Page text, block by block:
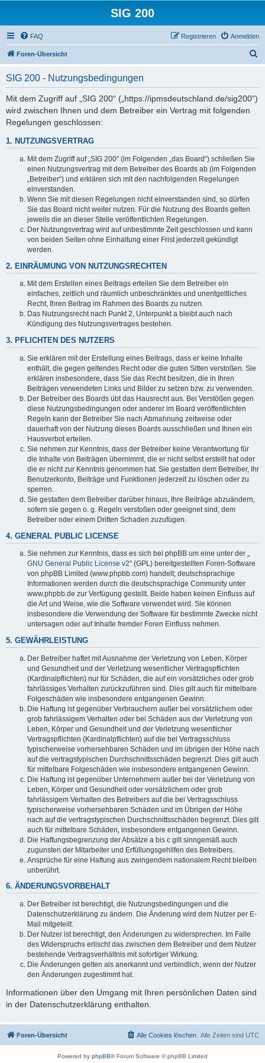
SIG 200
FAQ Anmelden
Registrieren
Foren-Übersicht
SIG 200 - Nutzungsbedingungen
Mit dem Zugriff auf „SIG 200“ („https://ipmsdeutschland.de/sig200“)
wird zwischen Ihnen und dem Betreiber ein Vertrag mit folgenden
Regelungen geschlossen:
1. NUTZUNGSVERTRAG
Mit dem Zugriff auf „SIG 200“ (im Folgenden „das Board“) schließen Sie
einen Nutzungsvertrag mit dem Betreiber des Boards ab (im Folgenden
„Betreiber“) und erklären sich mit den nachfolgenden Regelungen
einverstanden.
Wenn Sie mit diesen Regelungen nicht einverstanden sind, so dürfen
Sie das Board nicht weiter nutzen. Für die Nutzung des Boards gelten
jeweils die an dieser Stelle veröffentlichten Regelungen.
Der Nutzungsvertrag wird auf unbestimmte Zeit geschlossen und kann
von beiden Seiten ohne Einhaltung einer Frist jederzeit gekündigt
werden.
2. EINRÄUMUNG VON NUTZUNGSRECHTEN
Mit dem Erstellen eines Beitrags erteilen Sie dem Betreiber ein
einfaches, zeitlich und räumlich unbeschränktes und unentgeltliches
Recht, Ihren Beitrag im Rahmen des Boards zu nutzen.
Das Nutzungsrecht nach Punkt 2, Unterpunkt a bleibt auch nach
Kündigung des Nutzungsvertrages bestehen.
3. PFLICHTEN DES NUTZERS
Sie erklären mit der Erstellung eines Beitrags, dass er keine Inhalte
enthält, die gegen geltendes Recht oder die guten Sitten verstoßen. Sie
erklären insbesondere, dass Sie das Recht besitzen, die in Ihren
Beiträgen verwendeten Links und Bilder zu setzen bzw. zu verwenden.
Der Betreiber des Boards übt das Hausrecht aus. Bei Verstößen gegen
diese Nutzungsbedingungen oder anderer im Board veröffentlichten
Regeln kann der Betreiber Sie nach Abmahnung zeitweise oder
dauerhaft von der Nutzung dieses Boards ausschließen und Ihnen ein
Hausverbot erteilen.
Sie nehmen zur Kenntnis, dass der Betreiber keine Verantwortung für
die Inhalte von Beiträgen übernimmt, die er nicht selbst erstellt hat oder
die er nicht zur Kenntnis genommen hat. Sie gestatten dem Betreiber, Ihr
Benutzerkonto, Beiträge und Funktionen jederzeit zu löschen oder zu
sperren.
Sie gestatten dem Betreiber darüber hinaus, Ihre Beiträge abzuändern,
sofern sie gegen o. g. Regeln verstoßen oder geeignet sind, dem
Betreiber oder einem Dritten Schaden zuzufügen.
4. GENERAL PUBLIC LICENSE
Sie nehmen zur Kenntnis, dass es sich bei phpBB um eine unter der „
GNU General Public License v2“ (GPL) bereitgestellten Foren-Software
von phpBB Limited (www.phpbb.com) handelt; deutschsprachige
Informationen werden durch die deutschsprachige Community unter
www.phpbb.de zur Verfügung gestellt. Beide haben keinen Einfluss auf
die Art und Weise, wie die Software verwendet wird. Sie können
insbesondere die Verwendung der Software für bestimmte Zwecke nicht
untersagen oder auf Inhalte fremder Foren Einfluss nehmen.
5. GEWÄHRLEISTUNG
Der Betreiber haftet mit Ausnahme der Verletzung von Leben, Körper
und Gesundheit und der Verletzung wesentlicher Vertragspflichten
(Kardinalpflichten) nur für Schäden, die auf ein vorsätzliches oder grob
fahrlässiges Verhalten zurückzuführen sind. Dies gilt auch für mittelbare
Folgeschäden wie insbesondere entgangenen Gewinn.
Die Haftung ist gegenüber Verbrauchern außer bei vorsätzlichem oder
grob fahrlässigem Verhalten oder bei Schäden aus der Verletzung von
Leben, Körper und Gesundheit und der Verletzung wesentlicher
Vertragspflichten (Kardinalpflichten) auf die bei Vertragsschluss
typischerweise vorhersehbaren Schäden und im übrigen der Höhe nach
auf die vertragstypischen Durchschnittsschäden begrenzt. Dies gilt auch
für mittelbare Folgeschäden wie insbesondere entgangenen Gewinn.
Die Haftung ist gegenüber Unternehmern außer bei der Verletzung von
Leben, Körper und Gesundheit oder vorsätzlichem oder grob
fahrlässigem Verhalten des Betreibers auf die bei Vertragsschluss
typischerweise vorhersehbaren Schäden und im Übrigen der Höhe
nach auf die vertragstypischen Durchschnittsschäden begrenzt. Dies gilt
auch für mittelbare Schäden, insbesondere entgangenen Gewinn.
Die Haftungsbegrenzung der Absätze a bis c gilt sinngemäß auch
zugunsten der Mitarbeiter und Erfüllungsgehilfen des Betreibers.
Ansprüche für eine Haftung aus zwingendem nationalem Recht bleiben
unberührt.
6. ÄNDERUNGSVORBEHALT
Der Betreiber ist berechtigt, die Nutzungsbedingungen und die
Datenschutzerklärung zu ändern. Die Änderung wird dem Nutzer per E-
Mail mitgeteilt.
Der Nutzer ist berechtigt, den Änderungen zu widersprechen. Im Falle
des Widerspruchs erlischt das zwischen dem Betreiber und dem Nutzer
bestehende Vertragsverhältnis mit sofortiger Wirkung.
Die Änderungen gelten als anerkannt und verbindlich, wenn der Nutzer
den Änderungen zugestimmt hat.
Informationen über den Umgang mit Ihren persönlichen Daten sind
in der Datenschutzerklärung enthalten.
Foren-Übersicht Alle Zeiten sind UTC
Alle Cookies löschen
Powered by phpBB® Forum Software © phpBB Limited